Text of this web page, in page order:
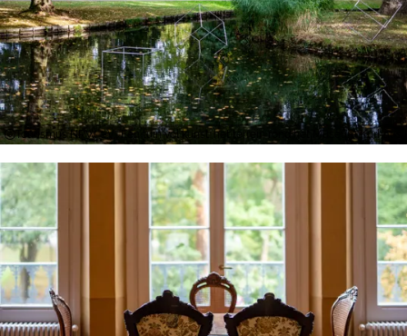
Tourismus NRW e.V., Een tuin vol kunst: het terrein rond het Museum Kurhaus